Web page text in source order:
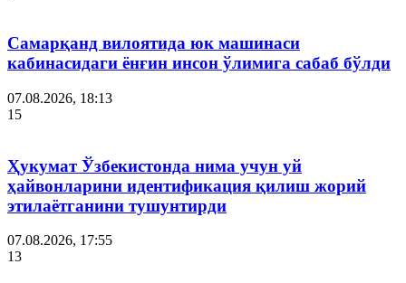
Самарқанд вилоятида юк машинаси
кабинасидаги ёнғин инсон ўлимига сабаб бўлди
07.08.2026, 18:13
15
Ҳукумат Ўзбекистонда нима учун уй
ҳайвонларини идентификация қилиш жорий
этилаётганини тушунтирди
07.08.2026, 17:55
13